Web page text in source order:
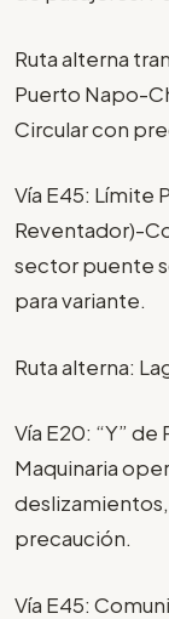
Ruta alterna
Puerto Napo-
Circular con
Vía E45: Límite
Reventador)-
sector puente
para variante.
Ruta alterna:
Vía E20: “Y”
Maquinaria
precaución.
Vía E45: